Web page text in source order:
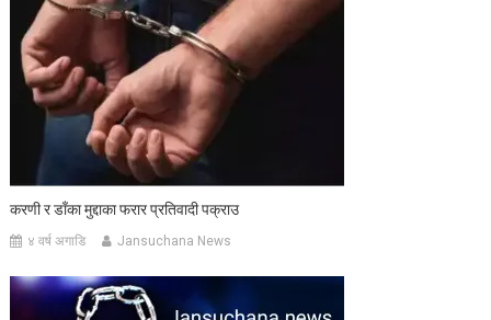
करणी र डाँका मुद्दाका फरार प्रतिवादी पक्राउ
४ वर्ष अगाडि Jansuchana News